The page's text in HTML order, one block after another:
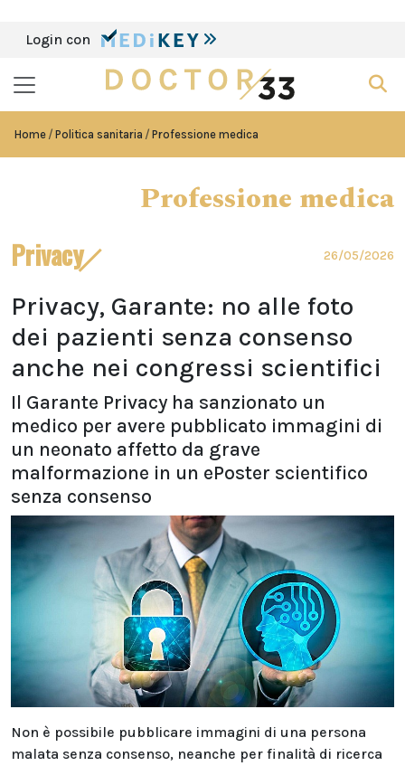
Login con
Home Politica sanitaria Professione medica
Professione medica
Privacy 26/05/2026
Privacy, Garante: no alle foto
dei pazienti senza consenso
anche nei congressi scientifici
Il Garante Privacy ha sanzionato un
medico per avere pubblicato immagini di
un neonato affetto da grave
malformazione in un ePoster scientifico
senza consenso
Non è possibile pubblicare immagini di una persona
malata senza consenso, neanche per finalità di ricerca